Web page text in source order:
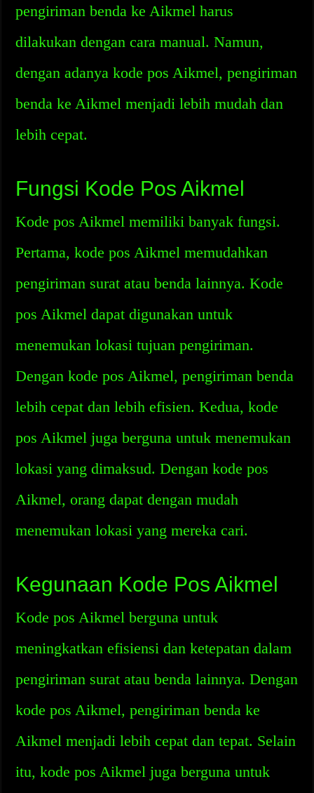
pengiriman benda ke Aikmel harus
dilakukan dengan cara manual. Namun,
dengan adanya kode pos Aikmel, pengiriman
benda ke Aikmel menjadi lebih mudah dan
lebih cepat.
Fungsi Kode Pos Aikmel
Kode pos Aikmel memiliki banyak fungsi.
Pertama, kode pos Aikmel memudahkan
pengiriman surat atau benda lainnya. Kode
pos Aikmel dapat digunakan untuk
menemukan lokasi tujuan pengiriman.
Dengan kode pos Aikmel, pengiriman benda
lebih cepat dan lebih efisien. Kedua, kode
pos Aikmel juga berguna untuk menemukan
lokasi yang dimaksud. Dengan kode pos
Aikmel, orang dapat dengan mudah
menemukan lokasi yang mereka cari.
Kegunaan Kode Pos Aikmel
Kode pos Aikmel berguna untuk
meningkatkan efisiensi dan ketepatan dalam
pengiriman surat atau benda lainnya. Dengan
kode pos Aikmel, pengiriman benda ke
Aikmel menjadi lebih cepat dan tepat. Selain
itu, kode pos Aikmel juga berguna untuk